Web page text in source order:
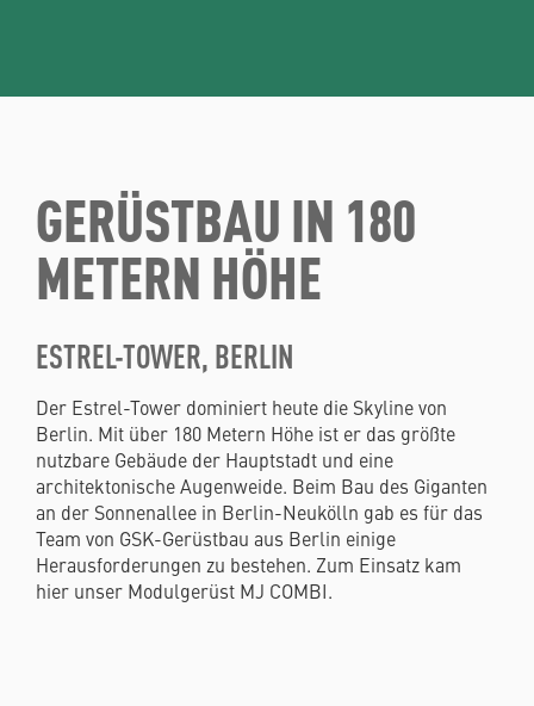
GERÜSTBAU IN 180
METERN HÖHE
ESTREL-TOWER, BERLIN
Der Estrel-Tower dominiert heute die Skyline von
Berlin. Mit über 180 Metern Höhe ist er das größte
nutzbare Gebäude der Hauptstadt und eine
architektonische Augenweide. Beim Bau des Giganten
an der Sonnenallee in Berlin-Neukölln gab es für das
Team von GSK-Gerüstbau aus Berlin einige
Herausforderungen zu bestehen. Zum Einsatz kam
hier unser Modulgerüst MJ COMBI.